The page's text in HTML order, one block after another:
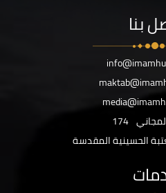
بنا
174
الحسينية المقدسة